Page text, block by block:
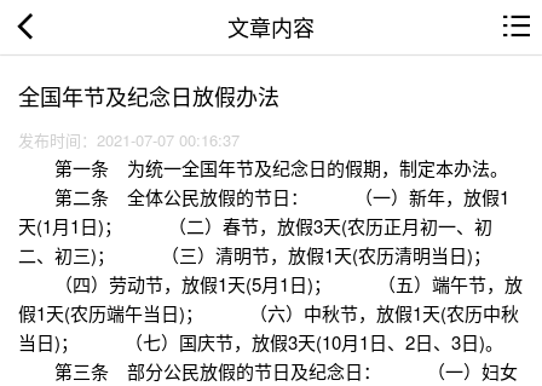
文章内容
全国年节及纪念日放假办法
发布时间：2021-07-07 00:16:37
第一条 为统一全国年节及纪念日的假期，制定本办法。
第二条 全体公民放假的节日： （一）新年，放假1
天(1月1日)； （二）春节，放假3天(农历正月初一、初
二、初三)； （三）清明节，放假1天(农历清明当日)；
（四）劳动节，放假1天(5月1日)； （五）端午节，放
假1天(农历端午当日)； （六）中秋节，放假1天(农历中秋
当日)； （七）国庆节，放假3天(10月1日、2日、3日)。
第三条 部分公民放假的节日及纪念日： （一）妇女